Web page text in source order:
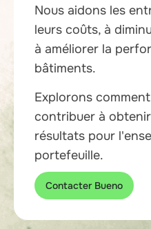
Nous aidons les
leurs coûts, à
à améliorer la
bâtiments.
Explorons
contribuer à
résultats pour
portefeuille.
Contacter Bueno